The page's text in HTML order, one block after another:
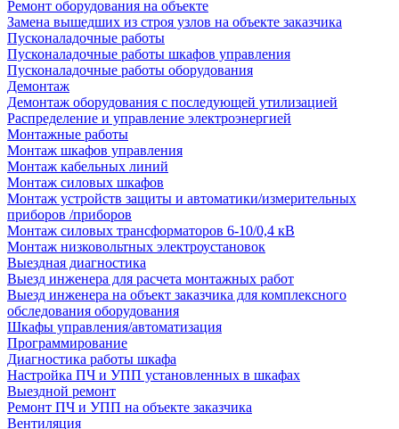
Ремонт оборудования на объекте
Замена вышедших из строя узлов на объекте заказчика
Пусконаладочные работы
Пусконаладочные работы шкафов управления
Пусконаладочные работы оборудования
Демонтаж
Демонтаж оборудования с последующей утилизацией
Распределение и управление электроэнергией
Монтажные работы
Монтаж шкафов управления
Монтаж кабельных линий
Монтаж силовых шкафов
Монтаж устройств защиты и автоматики/измерительных
приборов /приборов
Монтаж силовых трансформаторов 6-10/0,4 кВ
Монтаж низковольтных электроустановок
Выездная диагностика
Выезд инженера для расчета монтажных работ
Выезд инженера на объект заказчика для комплексного
обследования оборудования
Шкафы управления/автоматизация
Программирование
Диагностика работы шкафа
Настройка ПЧ и УПП установленных в шкафах
Выездной ремонт
Ремонт ПЧ и УПП на объекте заказчика
Вентиляция